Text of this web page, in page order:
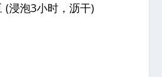
(浸泡3小时，沥干)